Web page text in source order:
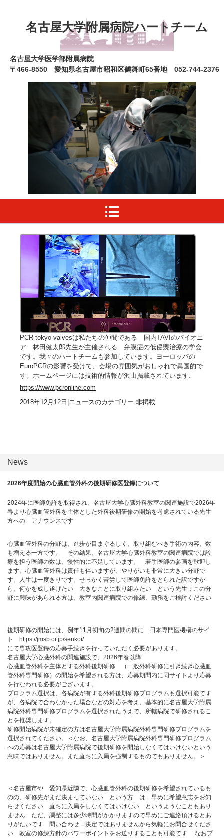
名古屋大学附属病院ハートチーム
名古屋大学医学部附属病院
〒466-8550 愛知県名古屋市昭和区鶴舞町65番地 052-744-2376
PCR tokyo valvesは私たちの仲間である 国内TAVIのパイオニ
ア 林田健太郎先生が主催される 弁膜症の低侵襲治療の学会
です。我々のハートチームも参加しています。ヨーロッパの
EuroPCRの影響を受けて、会場の雰囲気がおしゃれで異国的で
す。ホームページには技術的情報が沢山掲載されています.
https://www.pcronline.com
2018年12月12日 ニュースのカテゴリー:非掲載
News
2026年度開始の心臓血管外科の後期研修医登録について
2024年に医師免許を取得され、名古屋大学心臓外科教室の関連施設で2026年
春より心臓血管外科を主体とした外科後期研修の開始を考慮されている先生
方への アナウンスです
心臓血管外科の分野は、進歩が目まぐるしく、取り組むべき手術の内容、数
も増える一方です。 その結果、名古屋大学心臓外科教室の関連病院では診
療を担う医師の数は、慢性的に不足しています。 若手医師の参画を歓迎し
ます。心臓血管外科は責任も伴いますが、やりがいも非常に大きい分野で
す。人生は一度きりです。せっかく苦労して医師免許をとられた訳ですか
ら、何かを成し遂げたい 大きなことに取り組みたい という先生；この分
野に興味があられる方は、教室内関連病院での修練、勤務をご検討ください
後期研修の開始には、例年11月初旬の2週間の間に 日本専門医機構のサイ
ト https://jmsb.or.jp/senkoi/
にて専攻医登録の応募手続きを行っていただく必要があります。
名古屋大学心臓外科の関連施設で、2026年春以降
心臓血管外科を主体とする外科後期研修 （一般外科研修に引き続き心臓血
管外科専門研修）の開始を希望される方は、応募期間内に同サイトより応募
を行なわれる必要がございます。
プロクラム選択は、各病院が有する外科後期研修プログラムも選択可能です
が、各病院で合わなかった場合などの対応を考え、基本的に名古屋大学附属
病院外科専門研修プログラムを選択されたうえで、所轄病院で研修されるこ
とを推奨します。
研修開始病院が未確定の方は名古屋大学附属病院外科専門研修プログラムを
選択されてください。＜なお、名古屋大学附属病院外科専門研修プログラム
への応募は名古屋大学附属病院で後期研修を開始しなくてはいけないという
意味ではありません。また直ちに入局を強制するものでもありません。＞
＜名古屋市や 愛知県近隣で、心臓血管外科の後期研修を希望されているも
のの、研修先がまだ決まっていない という方 は 早めに希望意志をお知
らせください 直ちに入局をしなくてはいけない というようなこともあり
ません ただ、調整には多少時間がかかりますので早めにご連絡頂けるとあ
りがたいです 問い合わせ＝決定ではありませんから気軽にお問合せくださ
い 教室の修練方針のパワーポイントをお送りすることも可能です なおプ